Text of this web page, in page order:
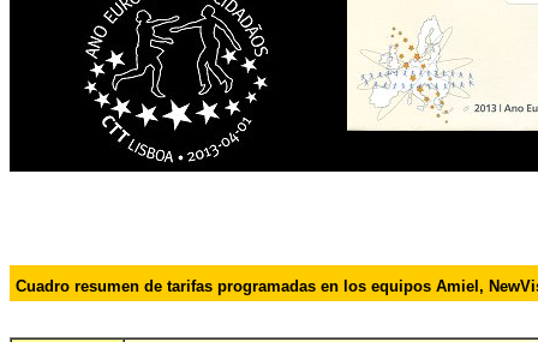
Cuadro resumen de tarifas programadas en los equipos Amiel,